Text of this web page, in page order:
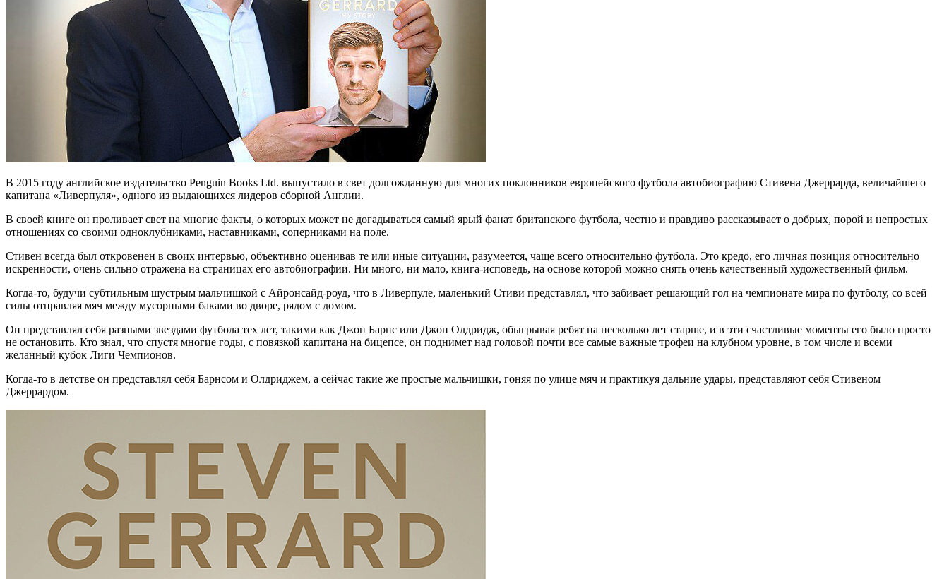
В 2015 году английское издательство Penguin Books Ltd. выпустило в свет долгожданную для многих поклонников европейского футбола автобиографию Стивена Джеррарда, величайшего
капитана «Ливерпуля», одного из выдающихся лидеров сборной Англии.
В своей книге он проливает свет на многие факты, о которых может не догадываться самый ярый фанат британского футбола, честно и правдиво рассказывает о добрых, порой и непростых
отношениях со своими одноклубниками, наставниками, соперниками на поле.
Стивен всегда был откровенен в своих интервью, объективно оценивав те или иные ситуации, разумеется, чаще всего относительно футбола. Это кредо, его личная позиция относительно
искренности, очень сильно отражена на страницах его автобиографии. Ни много, ни мало, книга-исповедь, на основе которой можно снять очень качественный художественный фильм.
Когда-то, будучи субтильным шустрым мальчишкой с Айронсайд-роуд, что в Ливерпуле, маленький Стиви представлял, что забивает решающий гол на чемпионате мира по футболу, со всей
силы отправляя мяч между мусорными баками во дворе, рядом с домом.
Он представлял себя разными звездами футбола тех лет, такими как Джон Барнс или Джон Олдридж, обыгрывая ребят на несколько лет старше, и в эти счастливые моменты его было просто
не остановить. Кто знал, что спустя многие годы, с повязкой капитана на бицепсе, он поднимет над головой почти все самые важные трофеи на клубном уровне, в том числе и всеми
желанный кубок Лиги Чемпионов.
Когда-то в детстве он представлял себя Барнсом и Олдриджем, а сейчас такие же простые мальчишки, гоняя по улице мяч и практикуя дальние удары, представляют себя Стивеном
Джеррардом.